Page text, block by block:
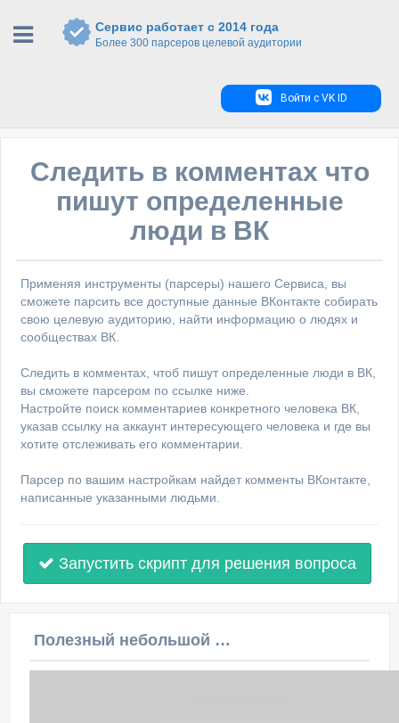
Сервис работает с 2014 года
Более 300 парсеров целевой аудитории
Войти с VK ID
Следить в комментах что
пишут определенные
люди в ВК
Применяя инструменты (парсеры) нашего Сервиса, вы
сможете парсить все доступные данные ВКонтакте собирать
свою целевую аудиторию, найти информацию о людях и
сообществах ВК.
Следить в комментах, чтоб пишут определенные люди в ВК,
вы сможете парсером по ссылке ниже.
Настройте поиск комментариев конкретного человека ВК,
указав ссылку на аккаунт интересующего человека и где вы
хотите отслеживать его комментарии.
Парсер по вашим настройкам найдет комменты ВКонтакте,
написанные указанными людьми.
Запустить скрипт для решения вопроса
Полезный небольшой видеоурок по этой теме